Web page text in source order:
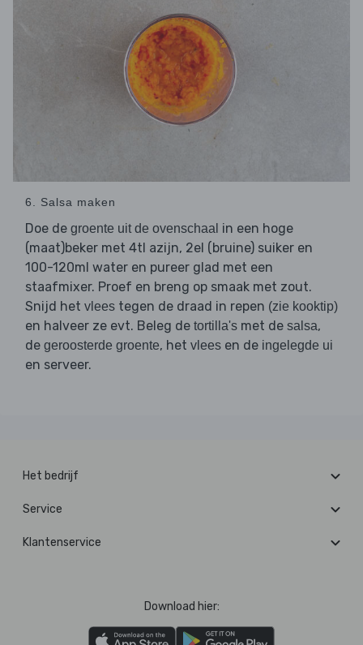
6. Salsa maken
Doe de groente uit de ovenschaal in een hoge
(maat)beker met 4tl azijn, 2el (bruine) suiker en
100-120ml water en pureer glad met een
staafmixer. Proef en breng op smaak met zout.
Snijd het vlees tegen de draad in repen (zie kooktip)
en halveer ze evt. Beleg de tortilla's met de salsa,
de geroosterde groente, het vlees en de ingelegde ui
en serveer.
Het bedrijf
Service
Klantenservice
Download hier: